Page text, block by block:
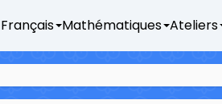
Français Mathématiques Ateliers